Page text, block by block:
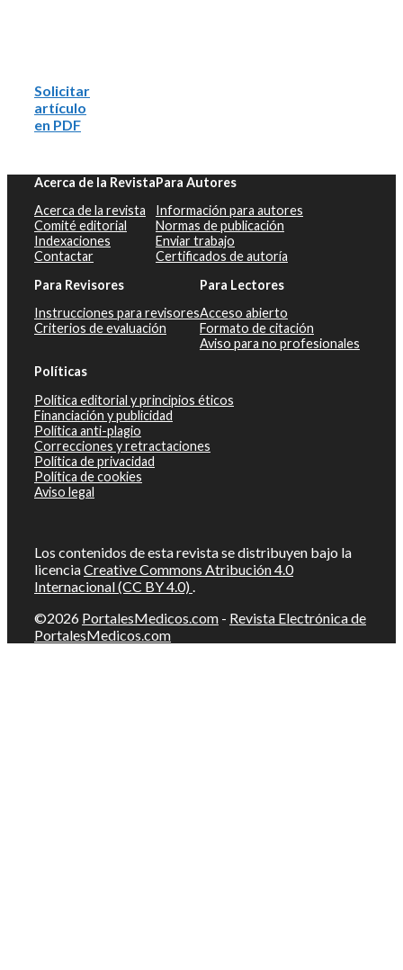
Solicitar
artículo
en PDF
Acerca de la Revista
Acerca de la revista
Comité editorial
Indexaciones
Contactar
Para Autores
Información para autores
Normas de publicación
Enviar trabajo
Certificados de autoría
Para Revisores
Instrucciones para revisores
Criterios de evaluación
Para Lectores
Acceso abierto
Formato de citación
Aviso para no profesionales
Políticas
Política editorial y principios éticos
Financiación y publicidad
Política anti-plagio
Correcciones y retractaciones
Política de privacidad
Política de cookies
Aviso legal
Los contenidos de esta revista se distribuyen bajo la
licenciaCreative Commons Atribución 4.0
Internacional (CC BY 4.0) .
©2026 PortalesMedicos.com - Revista Electrónica de
PortalesMedicos.com